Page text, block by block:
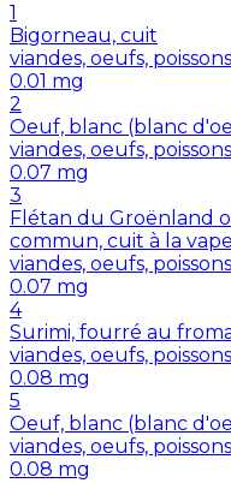
1
Bigorneau, cuit
viandes, oeufs, poissons
0.01 mg
2
Oeuf, blanc (blanc
viandes, oeufs, poissons
0.07 mg
3
Flétan du Groënland
commun, cuit à la
viandes, oeufs, poissons
0.07 mg
4
Surimi, fourré au
viandes, oeufs, poissons
0.08 mg
5
Oeuf, blanc (blanc
viandes, oeufs, poissons
0.08 mg